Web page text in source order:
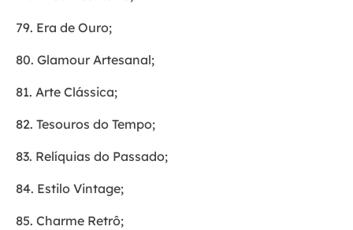
79. Era de Ouro;
80. Glamour Artesanal;
81. Arte Clássica;
82. Tesouros do Tempo;
83. Relíquias do Passado;
84. Estilo Vintage;
85. Charme Retrô;